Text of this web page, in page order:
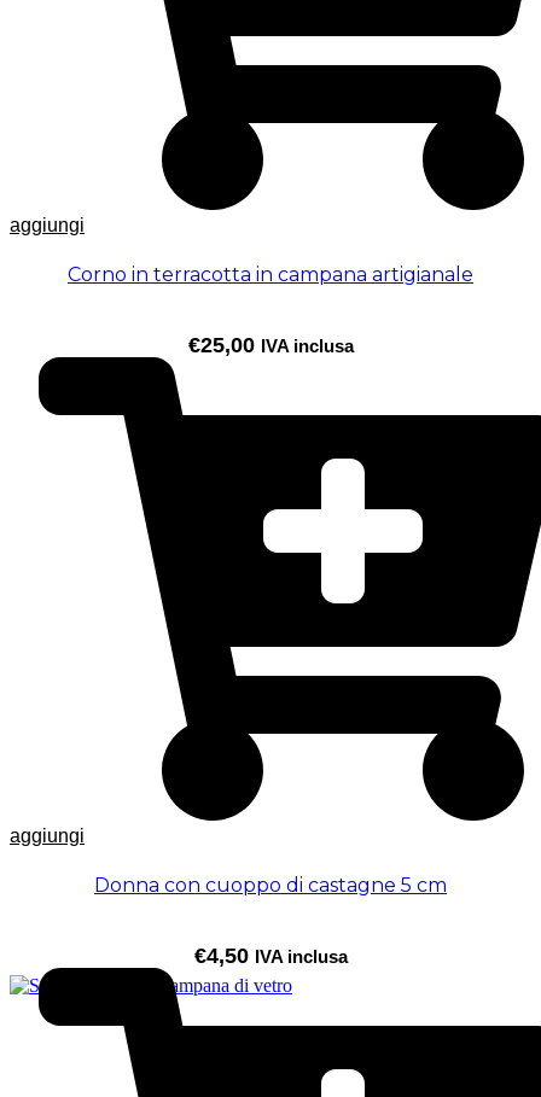
aggiungi
Corno in terracotta in campana artigianale
€25,00 IVA inclusa
aggiungi
Donna con cuoppo di castagne 5 cm
€4,50 IVA inclusa